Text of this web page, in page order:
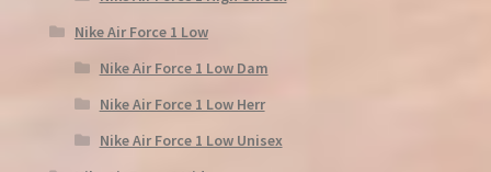
Nike Air Force 1 Low
Nike Air Force 1 Low Dam
Nike Air Force 1 Low Herr
Nike Air Force 1 Low Unisex